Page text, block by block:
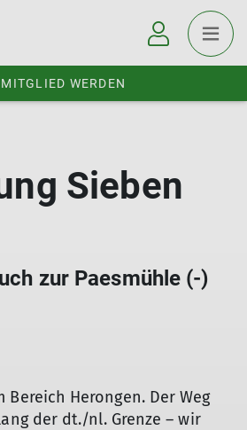
MITGLIED WERDEN
Sieben
zur Paesmühle (-)
Bereich Herongen. Der Weg
der dt./nl. Grenze – wir